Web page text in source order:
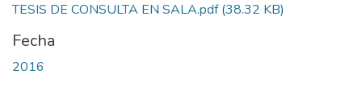
TESIS DE CONSULTA EN SALA.pdf(38.32 KB)
Fecha
2016